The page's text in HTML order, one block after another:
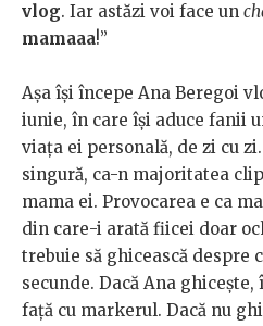
vlog. Iar astăzi voi face un
mamaaa!”
Așa își începe Ana Beregoi
iunie, în care își aduce fanii
viața ei personală, de zi cu
singură, ca-n majoritatea
mama ei. Provocarea e ca
din care-i arată fiicei doar
trebuie să ghicească despre
secunde. Dacă Ana
față cu markerul. Dacă nu